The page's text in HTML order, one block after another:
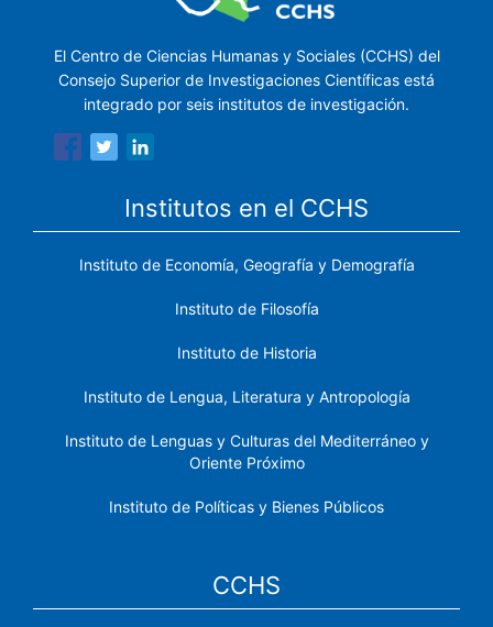
El Centro de Ciencias Humanas y Sociales (CCHS) del
Consejo Superior de Investigaciones Científicas está
integrado por seis institutos de investigación.
Institutos en el CCHS
Instituto de Economía, Geografía y Demografía
Instituto de Filosofía
Instituto de Historia
Instituto de Lengua, Literatura y Antropología
Instituto de Lenguas y Culturas del Mediterráneo y
Oriente Próximo
Instituto de Políticas y Bienes Públicos
CCHS